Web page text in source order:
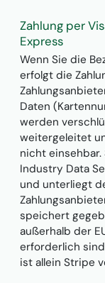
Zahlung per
Express
Wenn Sie die
erfolgt die
Daten
werden
weitergeleitet
nicht
Industry Data
und unterliegt
speichert
außerhalb der
erforderlich
ist allein Stripe